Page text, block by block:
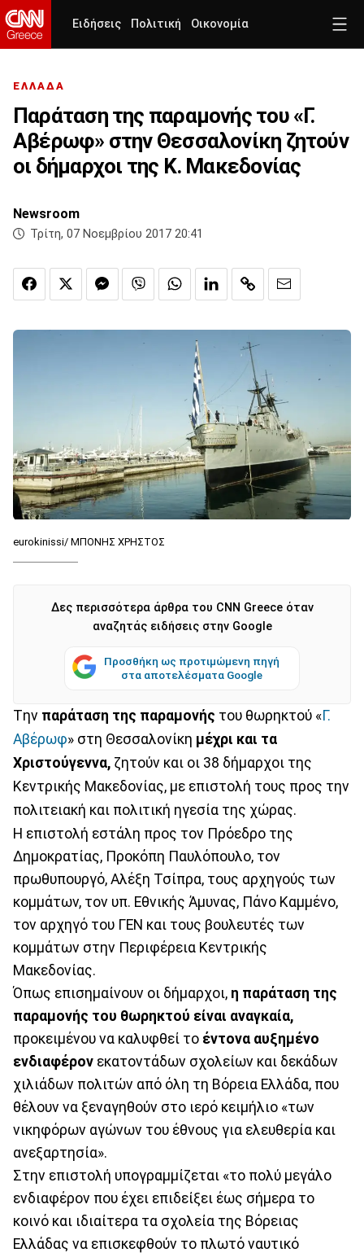
Ειδήσεις Πολιτική Οικονομία
ΕΛΛΑΔΑ
Παράταση της παραμονής του «Γ.
Αβέρωφ» στην Θεσσαλονίκη ζητούν
οι δήμαρχοι της Κ. Μακεδονίας
Newsroom
Τρίτη, 07 Νοεμβρίου 2017 20:41
eurokinissi/ ΜΠΟΝΗΣ ΧΡΗΣΤΟΣ
Δες περισσότερα άρθρα του CNN Greece όταν
αναζητάς ειδήσεις στην Google
Προσθήκη ως προτιμώμενη πηγή
στα αποτελέσματα Google
Tην παράταση της παραμονής του θωρηκτού «Γ.
Αβέρωφ» στη Θεσσαλονίκη μέχρι και τα
Χριστούγεννα, ζητούν και οι 38 δήμαρχοι της
Κεντρικής Μακεδονίας, με επιστολή τους προς την
πολιτειακή και πολιτική ηγεσία της χώρας.
Η επιστολή εστάλη προς τον Πρόεδρο της
Δημοκρατίας, Προκόπη Παυλόπουλο, τον
πρωθυπουργό, Αλέξη Τσίπρα, τους αρχηγούς των
κομμάτων, τον υπ. Εθνικής Άμυνας, Πάνο Καμμένο,
τον αρχηγό του ΓΕΝ και τους βουλευτές των
κομμάτων στην Περιφέρεια Κεντρικής
Μακεδονίας.
Όπως επισημαίνουν οι δήμαρχοι, η παράταση της
παραμονής του θωρηκτού είναι αναγκαία,
προκειμένου να καλυφθεί το έντονα αυξημένο
ενδιαφέρον εκατοντάδων σχολείων και δεκάδων
χιλιάδων πολιτών από όλη τη Βόρεια Ελλάδα, που
θέλουν να ξεναγηθούν στο ιερό κειμήλιο «των
νικηφόρων αγώνων του έθνους για ελευθερία και
ανεξαρτησία».
Στην επιστολή υπογραμμίζεται «το πολύ μεγάλο
ενδιαφέρον που έχει επιδείξει έως σήμερα το
κοινό και ιδιαίτερα τα σχολεία της Βόρειας
Ελλάδας να επισκεφθούν το πλωτό ναυτικό